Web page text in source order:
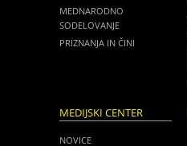
MEDNARODNO
SODELOVANJE
PRIZNANJA IN ČINI
MEDIJSKI CENTER
NOVICE